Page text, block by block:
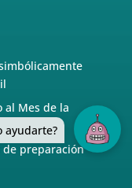
al Mes de la
de preparación
ayudarte?